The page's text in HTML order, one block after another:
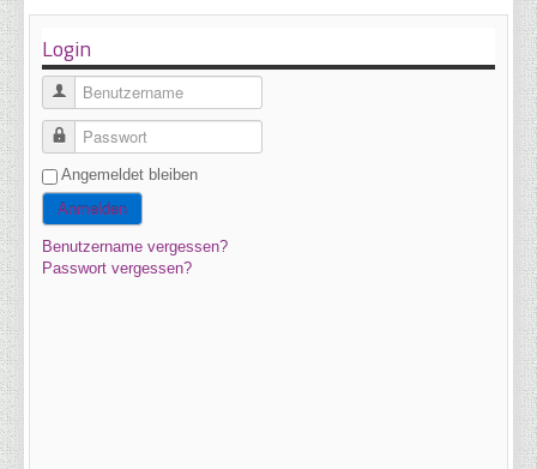
Login
Benutzername
Passwort
Angemeldet bleiben
Anmelden
Benutzername vergessen?
Passwort vergessen?